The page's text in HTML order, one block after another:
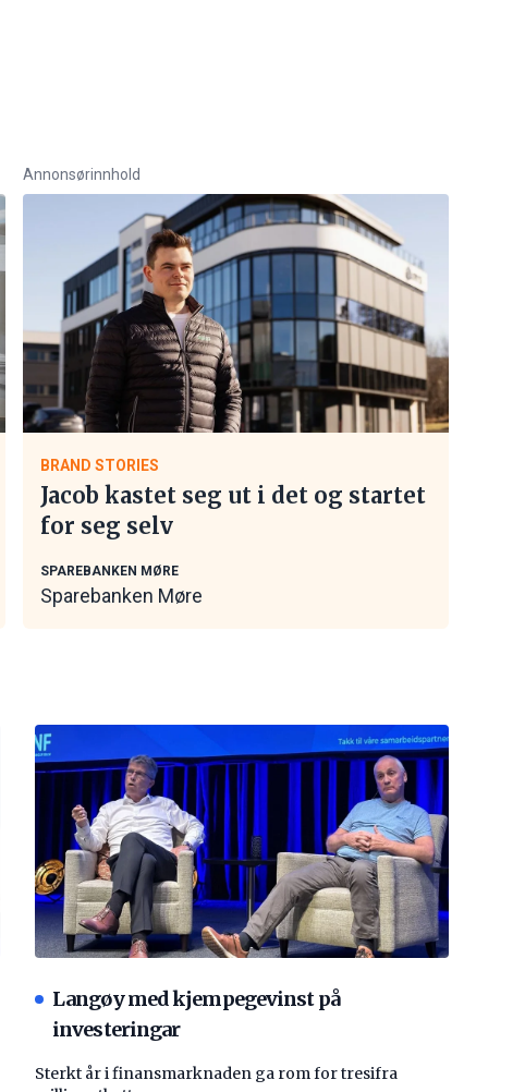
Annonsørinnhold
BRAND STORIES
Jacob kastet seg ut i det og startet
for seg selv
SPAREBANKEN MØRE
Sparebanken Møre
Langøy med kjempegevinst på
investeringar
Sterkt år i finansmarknaden ga rom for tresifra